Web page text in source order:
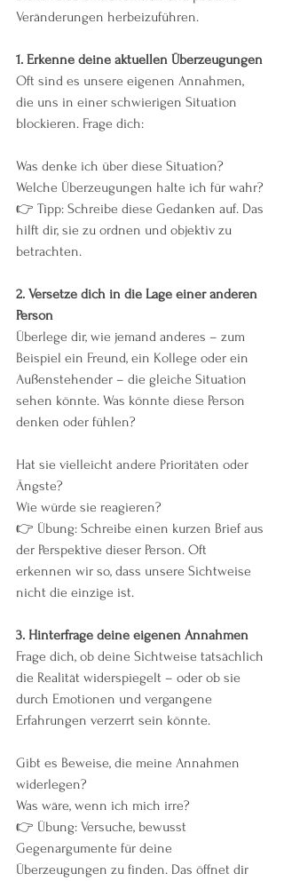
Veränderungen herbeizuführen.
1.⁠ ⁠Erkenne deine aktuellen Überzeugungen
Oft sind es unsere eigenen Annahmen,
die uns in einer schwierigen Situation
blockieren. Frage dich:
Was denke ich über diese Situation?
Welche Überzeugungen halte ich für wahr?
👉 Tipp: Schreibe diese Gedanken auf. Das
hilft dir, sie zu ordnen und objektiv zu
betrachten.
2.⁠ ⁠Versetze dich in die Lage einer anderen
Person
Überlege dir, wie jemand anderes – zum
Beispiel ein Freund, ein Kollege oder ein
Außenstehender – die gleiche Situation
sehen könnte. Was könnte diese Person
denken oder fühlen?
Hat sie vielleicht andere Prioritäten oder
Ängste?
Wie würde sie reagieren?
👉 Übung: Schreibe einen kurzen Brief aus
der Perspektive dieser Person. Oft
erkennen wir so, dass unsere Sichtweise
nicht die einzige ist.
3.⁠ ⁠Hinterfrage deine eigenen Annahmen
Frage dich, ob deine Sichtweise tatsächlich
die Realität widerspiegelt – oder ob sie
durch Emotionen und vergangene
Erfahrungen verzerrt sein könnte.
Gibt es Beweise, die meine Annahmen
widerlegen?
Was wäre, wenn ich mich irre?
👉 Übung: Versuche, bewusst
Gegenargumente für deine
Überzeugungen zu finden. Das öffnet dir